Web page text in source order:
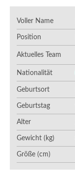
Voller Name
Position
Aktuelles Team
Nationalität
Geburtsort
Geburtstag
Alter
Gewicht (kg)
Größe (cm)